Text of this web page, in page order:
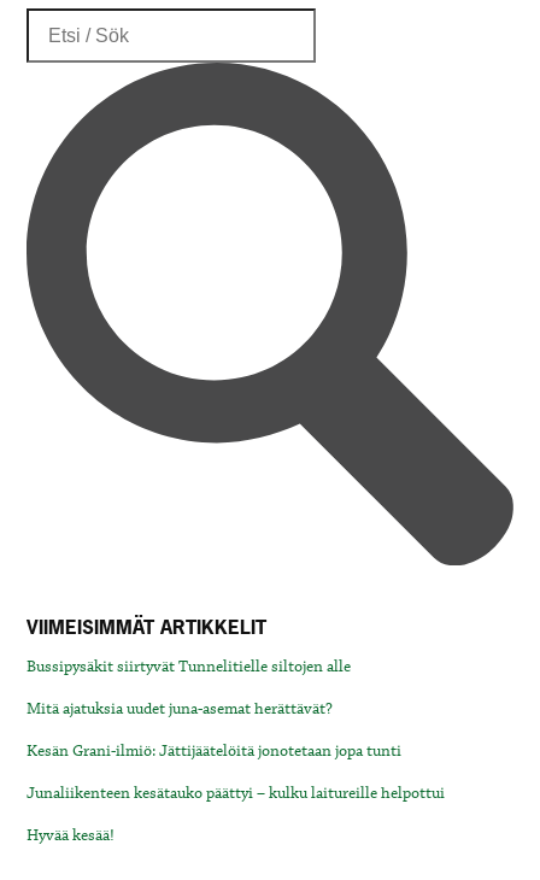
VIIMEISIMMÄT ARTIKKELIT
Bussipysäkit siirtyvät Tunnelitielle siltojen alle
Mitä ajatuksia uudet juna-asemat herättävät?
Kesän Grani-ilmiö: Jättijäätelöitä jonotetaan jopa tunti
Junaliikenteen kesätauko päättyi – kulku laitureille helpottui
Hyvää kesää!